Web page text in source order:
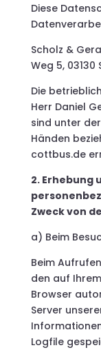
Diese
Scholz &
Weg 5,
Die
Herr Daniel
sind unter
Händen
cottbus.de
2. Erhebung
Zweck von
a) Beim
Beim
den auf
Browser
Server
Logfile